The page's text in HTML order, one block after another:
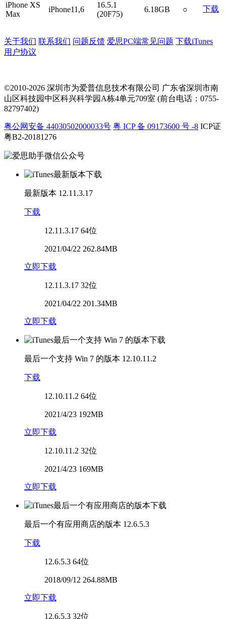
iPhone XS
Max
iPhone11,6
16.5.1
(20F75)
6.18GB ○ 下载
关于我们 联系我们 问题反馈 爱思PC端常见问题 下载iTunes
用户协议
©2010-2026 深圳市为爱普信息技术有限公司 广东省深圳市南
山区科技园中区科兴科学园A栋4单元709室 (前台电话：0755-
82797402)
粤公网安备 44030502000033号 粤 ICP 备 09173600 号 -8 ICP证
粤B2-20181276
最新版本 12.11.3.17
下载
12.11.3.17 64位
2021/04/22 262.84MB
立即下载
12.11.3.17 32位
2021/04/22 201.34MB
立即下载
最后一个支持 Win 7 的版本 12.10.11.2
下载
12.10.11.2 64位
2021/4/23 192MB
立即下载
12.10.11.2 32位
2021/4/23 169MB
立即下载
最后一个有应用商店的版本 12.6.5.3
下载
12.6.5.3 64位
2018/09/12 264.88MB
立即下载
12.6.5.3 32位